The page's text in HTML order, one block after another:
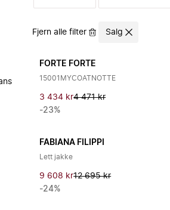
Fjern alle filter Salg
FORTE FORTE
15001MYCOATNOTTE
3 434 kr4 471 kr
-23%
FABIANA FILIPPI
Lett jakke
9 608 kr12 695 kr
-24%